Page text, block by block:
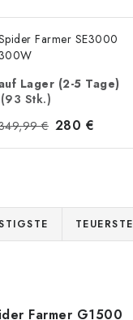
Farmer SE3000
Lager (2-5 Tage)
(93 Stk.)
€ 280 €
TEUERSTE
Farmer G1500